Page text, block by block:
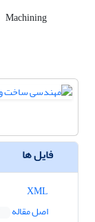
Machining
فایل ها
اصل مقاله